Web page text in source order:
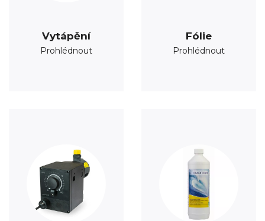
Vytápění
Prohlédnout
Fólie
Prohlédnout